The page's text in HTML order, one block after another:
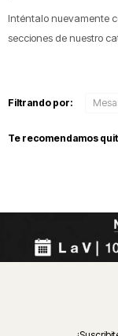
Inténtalo nuevamente
secciones de nuestro
Filtrando por:
Te recomendamos